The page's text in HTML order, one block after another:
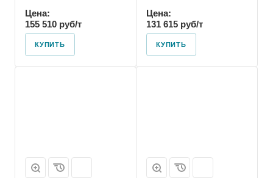
Цена:
155 510 руб/т
КУПИТЬ
Цена:
131 615 руб/т
КУПИТЬ